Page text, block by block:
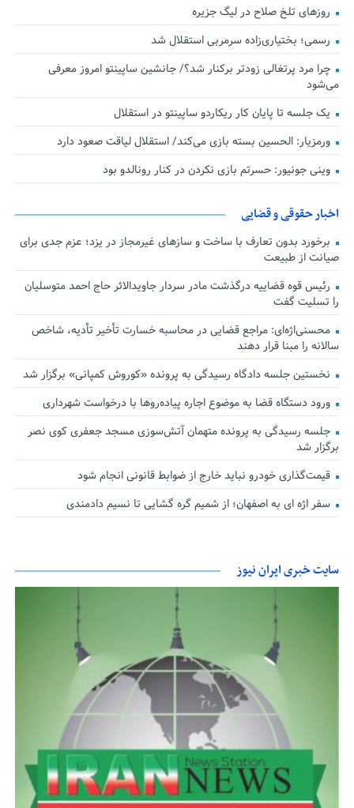
روزهای تلخ صلاح در لیگ جزیره
رسمی؛ بختیاری‌زاده سرمربی استقلال شد
چرا مرد پرتغالی زودتر برکنار شد؟/ جانشین ساپینتو امروز معرفی
می‌شود
یک جلسه تا پایان کار ریکاردو ساپینتو در استقلال
ورمزیار: الحسین بسته بازی می‌کند/ استقلال لیاقت صعود دارد
وینی جونیور: حسرتم بازی نکردن در کنار رونالدو بود
اخبار حقوقی و قضایی
برخورد بدون تعارف با ساخت‌ و سازهای غیرمجاز در یزد؛ عزم جدی برای
صیانت از طبیعت
رئیس قوه قضاییه درگذشت مادر سردار جاویدالاثر حاج احمد متوسلیان
را تسلیت گفت
محسنی‌اژه‌ای: مراجع قضایی در محاسبه خسارت تأخیر تأدیه، شاخص
سالانه را مبنا قرار دهند
نخستین جلسه دادگاه رسیدگی به پرونده «کوروش کمپانی» برگزار شد
ورود دستگاه قضا به موضوع اجاره پیاده‌روها با درخواست شهرداری
جلسه رسیدگی به پرونده متهمان آتش‌سوزی مسجد جعفری کوی نصر
برگزار شد
قیمت‌گذاری خودرو نباید خارج از ضوابط قانونی انجام شود
سفر اژه ای به اصفهان؛ از شمیم گره گشایی تا نسیم دادمندی
سایت خبری ایران نیوز